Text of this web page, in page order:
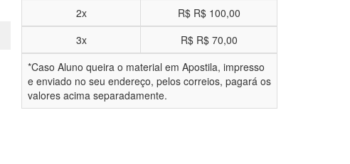
2x
R$ R$ 100,00
3x
R$ R$ 70,00
*Caso Aluno queira o material em Apostila, impresso
e enviado no seu endereço, pelos correios, pagará os
valores acima separadamente.